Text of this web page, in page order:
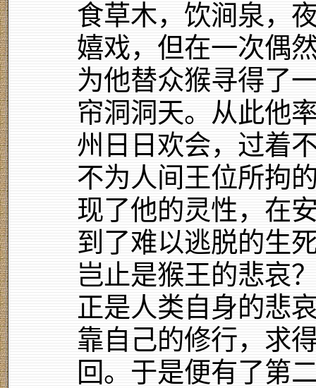
食草木，饮涧泉，
嬉戏，但在一次偶
为他替众猴寻得了
帘洞洞天。从此他
州日日欢会，过着
不为人间王位所拘
现了他的灵性，在
到了难以逃脱的生
岂止是猴王的悲哀
正是人类自身的悲
靠自己的修行，求
回。于是便有了第